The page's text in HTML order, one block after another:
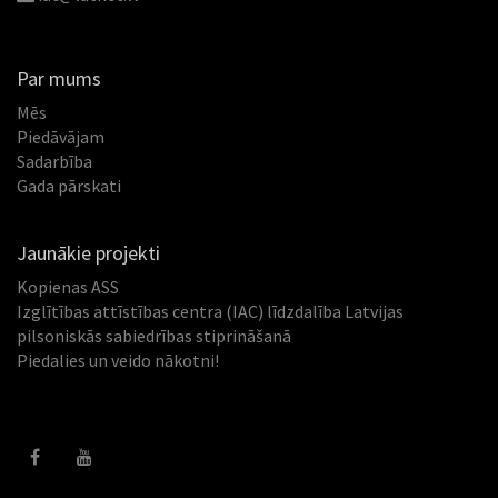
Par mums
Mēs
Piedāvājam
Sadarbība
Gada pārskati
Jaunākie projekti
Kopienas ASS
Izglītības attīstības centra (IAC) līdzdalība Latvijas
pilsoniskās sabiedrības stiprināšanā
Piedalies un veido nākotni!